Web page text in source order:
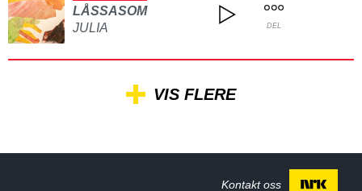
LÅSSASOM
JULIA
DEL
VIS FLERE
Kontakt oss